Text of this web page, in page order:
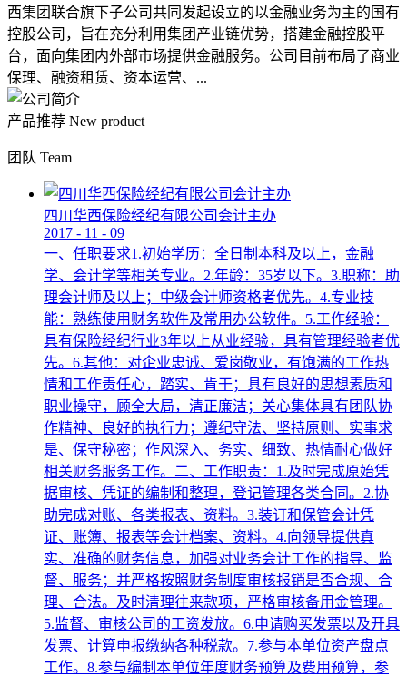
西集团联合旗下子公司共同发起设立的以金融业务为主的国有
控股公司，旨在充分利用集团产业链优势，搭建金融控股平
台，面向集团内外部市场提供金融服务。公司目前布局了商业
保理、融资租赁、资本运营、...
产品推荐 New product
团队 Team
四川华西保险经纪有限公司会计主办
2017 - 11 - 09
一、任职要求1.初始学历：全日制本科及以上，金融
学、会计学等相关专业。2.年龄：35岁以下。3.职称：助
理会计师及以上；中级会计师资格者优先。4.专业技
能：熟练使用财务软件及常用办公软件。5.工作经验：
具有保险经纪行业3年以上从业经验，具有管理经验者优
先。6.其他：对企业忠诚、爱岗敬业，有饱满的工作热
情和工作责任心，踏实、肯干；具有良好的思想素质和
职业操守，顾全大局，清正廉洁；关心集体具有团队协
作精神、良好的执行力；遵纪守法、坚持原则、实事求
是、保守秘密；作风深入、务实、细致、热情耐心做好
相关财务服务工作。二、工作职责：1.及时完成原始凭
据审核、凭证的编制和整理，登记管理各类合同。2.协
助完成对账、各类报表、资料。3.装订和保管会计凭
证、账簿、报表等会计档案、资料。4.向领导提供真
实、准确的财务信息，加强对业务会计工作的指导、监
督、服务；并严格按照财务制度审核报销是否合规、合
理、合法。及时清理往来款项，严格审核备用金管理。
5.监督、审核公司的工资发放。6.申请购买发票以及开具
发票、计算申报缴纳各种税款。7.参与本单位资产盘点
工作。8.参与编制本单位年度财务预算及费用预算，参